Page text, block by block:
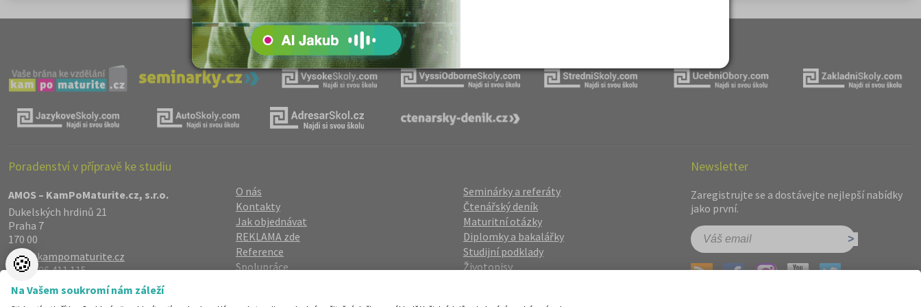
Naše projekty
Poradenství v přípravě ke studiu
AMOS – KamPoMaturite.cz, s.r.o.
Dukelských hrdinů 21
Praha 7
170 00
info@kampomaturite.cz
+420 606 411 115
O nás
Kontakty
Jak objednávat
REKLAMA zde
Reference
Spolupráce
Seminárky a referáty
Čtenářský deník
Maturitní otázky
Diplomky a bakalářky
Studijní podklady
Životopisy
Newsletter
Zaregistrujte se a dostávejte nejlepší nabídky
jako první.
🍪
Na Vašem soukromí nám záleží